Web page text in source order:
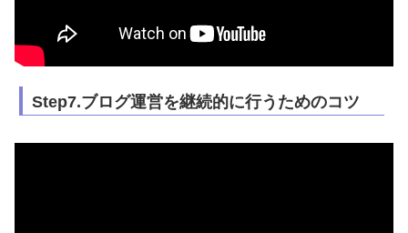
Step7.ブログ運営を継続的に行うためのコツ